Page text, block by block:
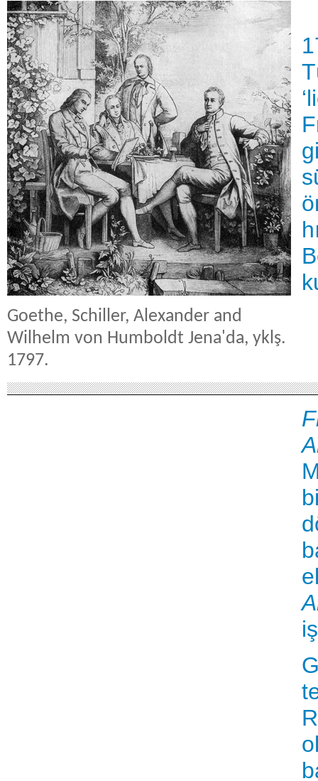
Goethe, Schiller, Alexander and
Wilhelm von Humboldt Jena'da, yklş.
1797.